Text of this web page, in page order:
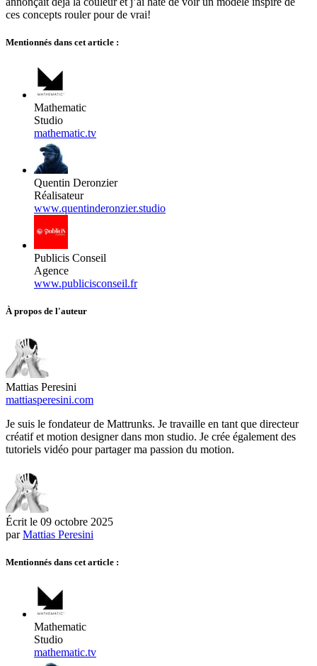
ces concepts rouler pour de vrai!
Mentionnés dans cet article :
Mathematic
Studio
mathematic.tv
Quentin Deronzier
Réalisateur
www.quentinderonzier.studio
Publicis Conseil
Agence
www.publicisconseil.fr
À propos de l'auteur
Mattias Peresini
mattiasperesini.com
Je suis le fondateur de Mattrunks. Je travaille en tant que directeur
créatif et motion designer dans mon studio. Je crée également des
tutoriels vidéo pour partager ma passion du motion.
Écrit le 09 octobre 2025
parMattias Peresini
Mentionnés dans cet article :
Mathematic
Studio
mathematic.tv